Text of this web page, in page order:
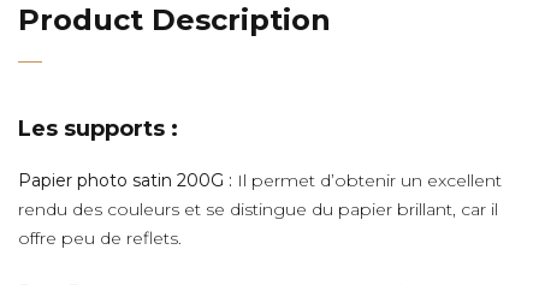
Product Description
Les supports :
Papier photo satin 200G : Il permet d’obtenir un excellent
rendu des couleurs et se distingue du papier brillant, car il
offre peu de reflets.